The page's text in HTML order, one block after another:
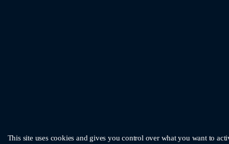
This site uses cookies and gives you control over what you want to